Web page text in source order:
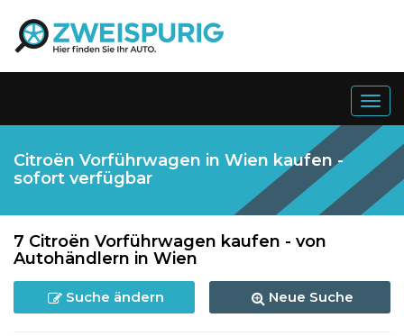
Citroën Vorführwagen in Wien kaufen -
sofort verfügbar
7 Citroën Vorführwagen kaufen - von
Autohändlern in Wien
Suche ändern Neue Suche